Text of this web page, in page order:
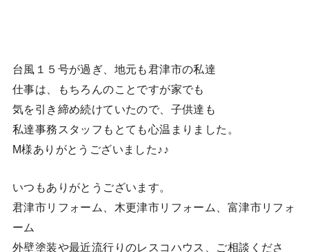
台風１５号が過ぎ、地元も君津市の私達
仕事は、もちろんのことですが家でも
気を引き締め続けていたので、子供達も
私達事務スタッフもとても心温まりました。
M様ありがとうございました♪♪
いつもありがとうございます。
君津市リフォーム、木更津市リフォーム、富津市リフォ
ーム
外壁塗装や最近流行りのレスコハウス、ご相談くださ